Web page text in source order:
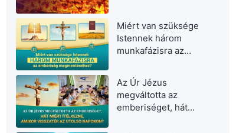
Miért van szüksége
Istennek három
munkafázisra az
megmentéséhez?
Az Úr Jézus
megváltotta az
emberiséget, hát